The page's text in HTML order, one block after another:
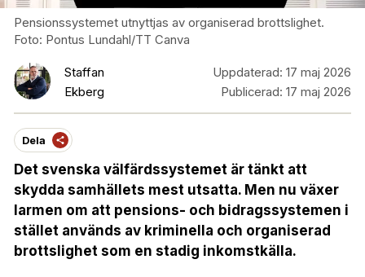
Pensionssystemet utnyttjas av organiserad brottslighet.
Foto: Pontus Lundahl/TT Canva
Staffan
Ekberg
Uppdaterad: 17 maj 2026
Publicerad: 17 maj 2026
Dela
Det svenska välfärdssystemet är tänkt att
skydda samhällets mest utsatta. Men nu växer
larmen om att pensions- och bidragssystemen i
stället används av kriminella och organiserad
brottslighet som en stadig inkomstkälla.